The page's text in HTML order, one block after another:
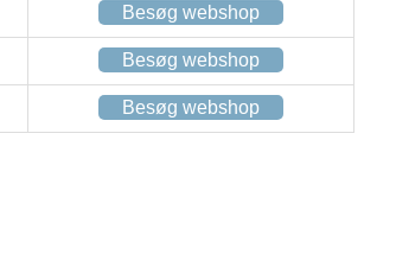
Besøg webshop
Besøg webshop
Besøg webshop